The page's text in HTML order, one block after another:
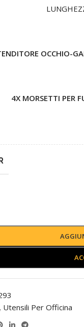
OCCHIO-
4X MORSETTI PER
, Utensili Per Officina